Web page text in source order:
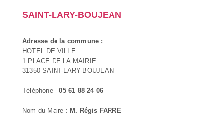
SAINT-LARY-BOUJEAN
Adresse de la commune :
HOTEL DE VILLE
1 PLACE DE LA MAIRIE
31350 SAINT-LARY-BOUJEAN
Téléphone :05 61 88 24 06
Nom du Maire : M. Régis FARRE